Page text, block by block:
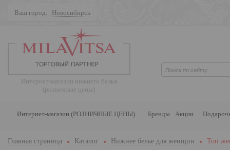
Ваш город: Новосибирск
Интернет-магазин нижнего белья
(розничные цены)
Интернет-магазин (РОЗНИЧНЫЕ ЦЕНЫ) Бренды Акции
Главная страница Каталог Нижнее белье для женщин Топ